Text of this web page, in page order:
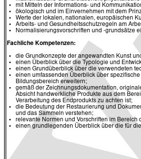
mit Mitteln der Informations- und
ökologisch und im Einvernehmen mit dem
Werte der lokalen, nationalen, europäischen
Arbeits- und Gesundheitsschutzregeln am
Normalisierungsvorschriften und -grundsätze
Fachliche Kompetenzen:
die Grundkonzepte der angewandten Kunst
einen Überblick über die Typologie und
einen Grundüberblick über die verwendeten
einen umfassenden Überblick über
Bildungsbereich erweitern;
gemäß der Zeichnungsdokumentation,
Absicht handwerkliche Produkte aus dem
Verarbeitung des Endprodukts zu achten ist;
die Bedeutung der Restaurierung und
und das Sammeln verstehen;
relevante Normen und Vorschriften im
einen grundlegenden Überblick über die für